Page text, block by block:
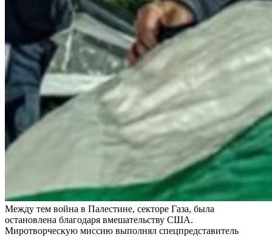
Между тем война в Палестине, секторе Газа, была
остановлена благодаря вмешательству США.
Миротворческую миссию выполнял спецпредставитель